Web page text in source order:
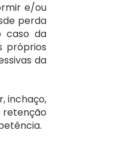
e/ou
perda
caso da
próprios
da
inchaço,
retenção